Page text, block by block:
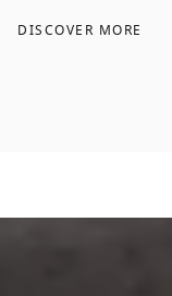
DISCOVER MORE